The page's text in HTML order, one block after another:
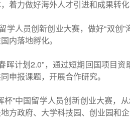
着力做好海外人才引进和成果转化
学人员创新创业大赛，做好“双
内落地孵化。
晖计划2.0”，通过短期回国项目
申报课题，开展合作研究。
杯”中国留学人员创新创业大赛，
方政府、大学科技园、创业园和